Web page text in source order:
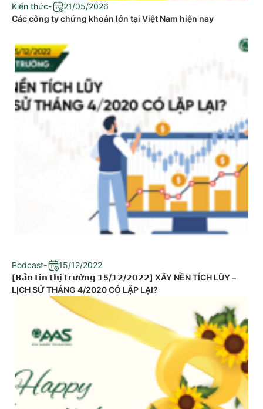
Kiến thức-
21/05/2026
Các công ty chứng khoán lớn tại Việt Nam hiện nay
Podcast-
15/12/2022
[𝗕𝗮̉𝗻 𝘁𝗶𝗻 𝘁𝗵𝗶̣ 𝘁𝗿𝘂̛𝗼̛̀𝗻𝗴 𝟭5/𝟭𝟮/𝟮𝟬𝟮𝟮] XÂY NỀN TÍCH LŨY –
LỊCH SỬ THÁNG 4/2020 CÓ LẶP LẠI?